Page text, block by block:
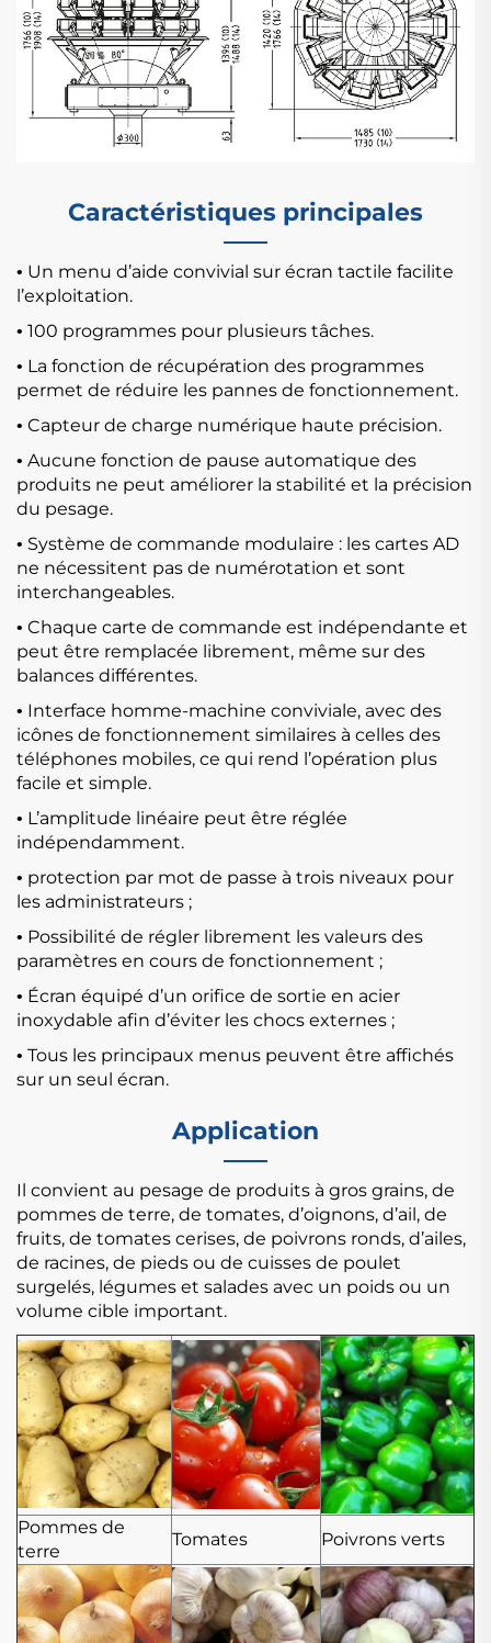
Caractéristiques principales
• Un menu d’aide convivial sur écran tactile facilite
l’exploitation.
• 100 programmes pour plusieurs tâches.
• La fonction de récupération des programmes
permet de réduire les pannes de fonctionnement.
• Capteur de charge numérique haute précision.
• Aucune fonction de pause automatique des
produits ne peut améliorer la stabilité et la précision
du pesage.
• Système de commande modulaire : les cartes AD
ne nécessitent pas de numérotation et sont
interchangeables.
• Chaque carte de commande est indépendante et
peut être remplacée librement, même sur des
balances différentes.
• Interface homme-machine conviviale, avec des
icônes de fonctionnement similaires à celles des
téléphones mobiles, ce qui rend l’opération plus
facile et simple.
• L’amplitude linéaire peut être réglée
indépendamment.
• protection par mot de passe à trois niveaux pour
les administrateurs ;
• Possibilité de régler librement les valeurs des
paramètres en cours de fonctionnement ;
• Écran équipé d’un orifice de sortie en acier
inoxydable afin d’éviter les chocs externes ;
• Tous les principaux menus peuvent être affichés
sur un seul écran.
Application
Il convient au pesage de produits à gros grains, de
pommes de terre, de tomates, d’oignons, d’ail, de
fruits, de tomates cerises, de poivrons ronds, d’ailes,
de racines, de pieds ou de cuisses de poulet
surgelés, légumes et salades avec un poids ou un
volume cible important.
Pommes de
terre
Tomates Poivrons verts